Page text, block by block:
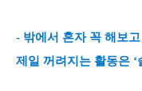
- 밖에서 혼자 꼭 해보고
제일 꺼려지는 활동은 ‘